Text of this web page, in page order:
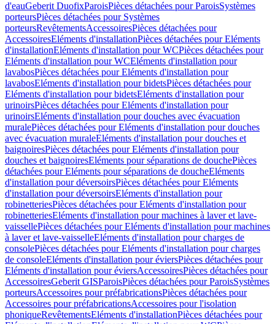
d'eauGeberit DuofixParoisPièces détachées pour ParoisSystèmes
porteursPièces détachées pour Systèmes
porteursRevêtementsAccessoiresPièces détachées pour
AccessoiresEléments d'installationPièces détachées pour Eléments
d'installationEléments d'installation pour WCPièces détachées pour
Eléments d'installation pour WCEléments d'installation pour
lavabosPièces détachées pour Eléments d'installation pour
lavabosEléments d'installation pour bidetsPièces détachées pour
Eléments d'installation pour bidetsEléments d'installation pour
urinoirsPièces détachées pour Eléments d'installation pour
urinoirsEléments d'installation pour douches avec évacuation
muralePièces détachées pour Eléments d'installation pour douches
avec évacuation muraleEléments d'installation pour douches et
baignoiresPièces détachées pour Eléments d'installation pour
douches et baignoiresEléments pour séparations de douchePièces
détachées pour Eléments pour séparations de doucheEléments
d'installation pour déversoirsPièces détachées pour Eléments
d'installation pour déversoirsEléments d'installation pour
robinetteriesPièces détachées pour Eléments d'installation pour
robinetteriesEléments d'installation pour machines à laver et lave-
vaissellePièces détachées pour Eléments d'installation pour machines
à laver et lave-vaisselleEléments d'installation pour charges de
consolePièces détachées pour Eléments d'installation pour charges
de consoleEléments d'installation pour éviersPièces détachées pour
Eléments d'installation pour éviersAccessoiresPièces détachées pour
AccessoiresGeberit GISParoisPièces détachées pour ParoisSystèmes
porteursAccessoires pour préfabricationsPièces détachées pour
Accessoires pour préfabricationsAccessoires pour l'isolation
phoniqueRevêtementsEléments d'installationPièces détachées pour